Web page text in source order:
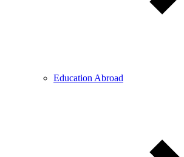
Education Abroad